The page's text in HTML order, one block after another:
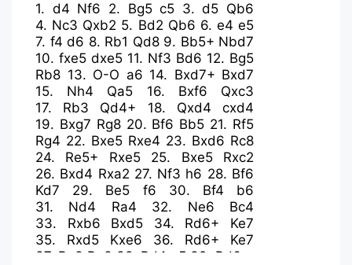
1. d4 Nf6 2. Bg5 c5 3.d5 Qb6
4. Nc3 Qxb2 5. Bd2 Qb6 6. e4 e5
7. f4 d6 8. Rb1 Qd8 9. Bb5+ Nbd7
10. fxe5 dxe5 11. Nf3 Bd6 12. Bg5
Rb8 13. O-O a6 14. Bxd7+ Bxd7
15. Nh4 Qa5 16. Bxf6
Qxc3
17. Rb3 Qd4+ 18. Qxd4
cxd4
19. Bxg7 Rg8 20. Bf6 Bb5 21. Rf5
Rg4 22. Bxe5 Rxe4 23. Bxd6 Rc8
24. Re5+ Rxe5 25. Bxe5
Rxc2
26. Bxd4 Rxa2 27. Nf3 h6 28. Bf6
Kd7
29. Be5 f6 30. Bf4
b6
31. Nd4 Ra4 32. Ne6
Bc4
33. Rxb6 Bxd5 34. Rd6+
Ke7
35. Rxd5 Kxe6 36. Rd6+
Ke7
37. Bg3 Ra3 38. Rd4 a5 39. Bd6+